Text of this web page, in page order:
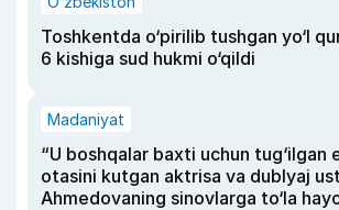
Toshkentda o‘pirilib tushgan yo‘l
6 kishiga sud hukmi o‘qildi
Madaniyat
“U boshqalar baxti uchun tug‘ilgan
otasini kutgan aktrisa va dublyaj
Ahmedovaning sinovlarga to‘la